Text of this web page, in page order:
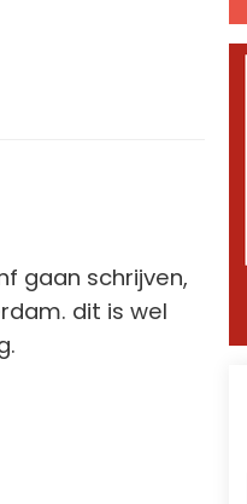
gaan schrijven,
dit is wel